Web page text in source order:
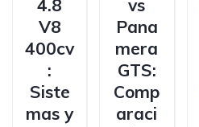
4.8
V8
400cv
:
Siste
mas y
vs
Pana
mera
GTS:
Comp
araci